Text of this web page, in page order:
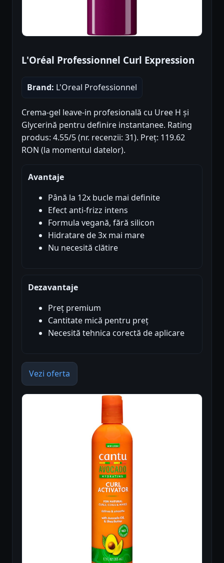
L'Oréal Professionnel Curl Expression
Brand: L'Oreal Professionnel
Crema-gel leave-in profesională cu Uree H și
Glycerină pentru definire instantanee. Rating
produs: 4.55/5 (nr. recenzii: 31). Preț: 119.62
RON (la momentul datelor).
Avantaje
Până la 12x bucle mai definite
Efect anti-frizz intens
Formula vegană, fără silicon
Hidratare de 3x mai mare
Nu necesită clătire
Dezavantaje
Preț premium
Cantitate mică pentru preț
Necesită tehnica corectă de aplicare
Vezi oferta